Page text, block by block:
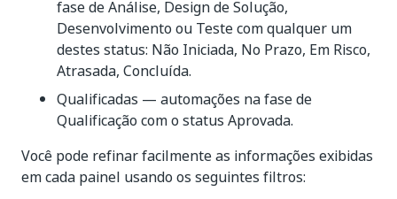
fase de Análise, Design de Solução,
Desenvolvimento ou Teste com qualquer um
destes status: Não Iniciada, No Prazo, Em Risco,
Atrasada, Concluída.
Qualificadas — automações na fase de
Qualificação com o status Aprovada.
Você pode refinar facilmente as informações exibidas
em cada painel usando os seguintes filtros: